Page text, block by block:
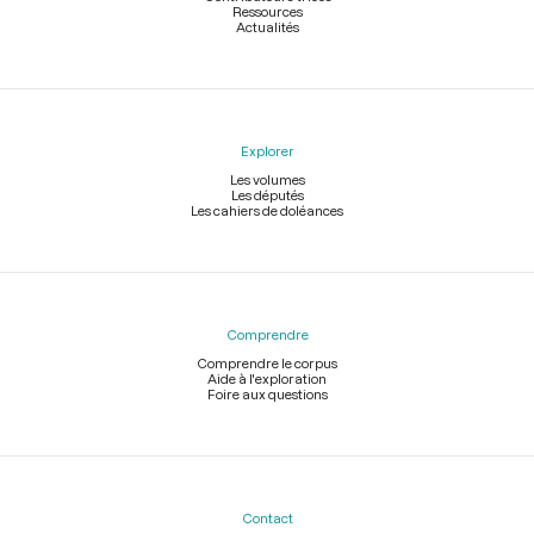
Ressources
Actualités
Explorer
Les volumes
Les députés
Les cahiers de doléances
Comprendre
Comprendre le corpus
Aide à l'exploration
Foire aux questions
Contact